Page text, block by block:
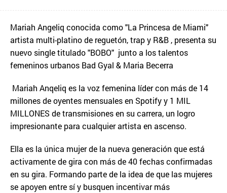
Mariah Angeliq conocida como "La Princesa de Miami"
artista multi-platino de reguetón, trap y R&B , presenta su
nuevo single titulado "BOBO" junto a los talentos
femeninos urbanos Bad Gyal & Maria Becerra
Mariah Anqeliq es la voz femenina líder con más de 14
millones de oyentes mensuales en Spotify y 1 MIL
MILLONES de transmisiones en su carrera, un logro
impresionante para cualquier artista en ascenso.
Ella es la única mujer de la nueva generación que está
activamente de gira con más de 40 fechas confirmadas
en su gira. Formando parte de la idea de que las mujeres
se apoyen entre sí y busquen incentivar más